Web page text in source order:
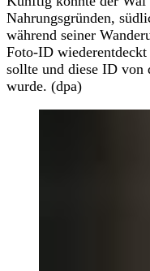
Nahrungsgründen,
während seiner
Foto-ID
sollte und diese ID von
wurde. (dpa)